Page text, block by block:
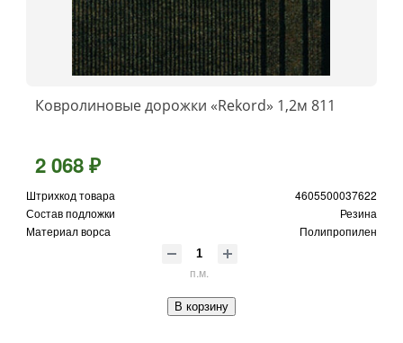
Ковролиновые дорожки «Rekord» 1,2м 811
2 068 ₽
Штрихкод товара
4605500037622
Состав подложки
Резина
Материал ворса
Полипропилен
п.м.
В корзину